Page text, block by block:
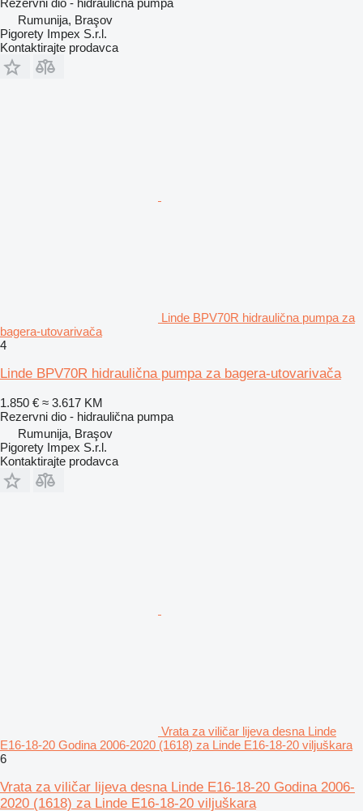
Rumunija, Braşov
Pigorety Impex S.r.l.
Kontaktirajte prodavca
Linde BPV70R hidraulična pumpa za
bagerа-utovarivačа
4
Linde BPV70R hidraulična pumpa za bagera-utovarivača
1.850 € ≈ 3.617 KM
Rezervni dio - hidraulična pumpa
Rumunija, Braşov
Pigorety Impex S.r.l.
Kontaktirajte prodavca
Vrata za viličar lijeva desna Linde
E16-18-20 Godina 2006-2020 (1618) za Linde E16-18-20 viljuškara
6
Vrata za viličar lijeva desna Linde E16-18-20 Godina 2006-
2020 (1618) za Linde E16-18-20 viljuškara